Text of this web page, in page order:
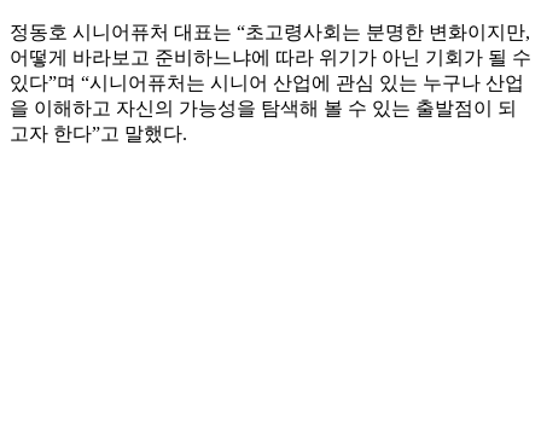
정동호 시니어퓨처 대표는 “초고령사회는 분명한 변화이지만,
어떻게 바라보고 준비하느냐에 따라 위기가 아닌 기회가 될 수
있다”며 “시니어퓨처는 시니어 산업에 관심 있는 누구나 산업
을 이해하고 자신의 가능성을 탐색해 볼 수 있는 출발점이 되
고자 한다”고 말했다.